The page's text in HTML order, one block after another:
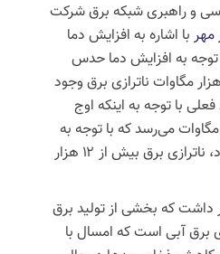
و راهبری شبکه برق شرکت
مهر با اشاره به افزایش دما
به افزایش دما حدس
ناترازی برق وجود
با توجه به اینکه اوج
۷۲ تا ۷۴ هزار مگاوات می‌رسد که با توجه به
ناترازی
برق بیش از ۱۲ هزار
داشت که بخشی از تولید برق
برق آبی است که امسال با